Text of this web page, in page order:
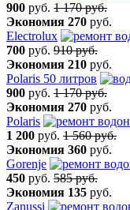
900 руб. 1 170 руб.
Экономия 270 руб.
Electrolux
700 руб. 910 руб.
Экономия 210 руб.
Polaris 50 литров
900 руб. 1 170 руб.
Экономия 270 руб.
Polaris
1 200 руб. 1 560 руб.
Экономия 360 руб.
Gorenje
450 руб. 585 руб.
Экономия 135 руб.
Zanussi